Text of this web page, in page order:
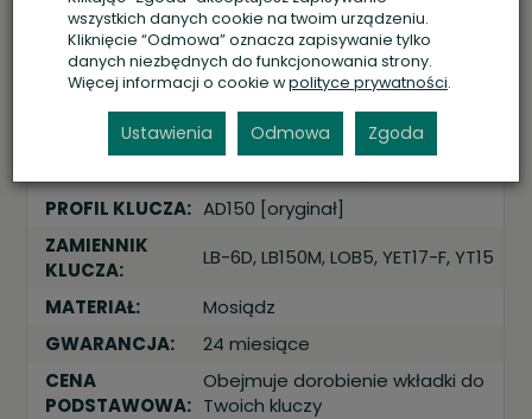
Specyfikacja usługi i produktu
PRODUCENT:
LOB [Polska], ASSA ABLOY
PLATFORMA:
ARES [kompatybilność: LOB A2 /
PROFIL KLUCZA: AD150 [oryginał]
ZAMIENNIK
KLUCZA:
LB-6D, LB150M, LOB5, YET17-F, YT15
MATERIAŁ:
Mosiądz
GWARANCJA:
24 miesiące
CENA
PODSTAWOWA:
Obejmuje dorobienie wkładki do
Twoich kluczy
wszystkich danych cookie na twoim urządzeniu.
Kliknięcie “Odmowa” oznacza zapisywanie tylko
danych niezbędnych do funkcjonowania strony.
Więcej informacji o cookie wpolityce prywatności.
Ustawienia Odmowa Zgoda